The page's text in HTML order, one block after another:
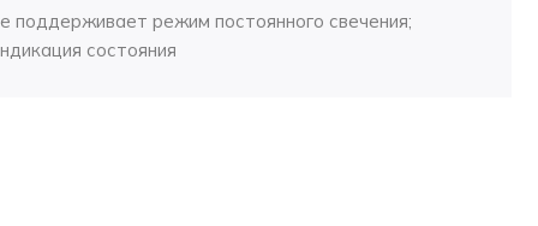
освещению.
поддерживает режим постоянного свечения;
состояния